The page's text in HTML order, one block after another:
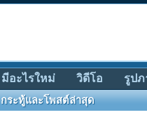
กระทู้และโพสต์ล่าสุด
มีอะไรใหม่ วิดีโอ รูปภ